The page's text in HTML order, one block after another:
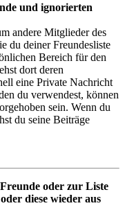
und ignorierten
andere Mitglieder des
du deiner Freundesliste
Bereich für den
dort deren
eine Private Nachricht
du verwendest, können
sein. Wenn du
du seine Beiträge
oder zur Liste
diese wieder aus